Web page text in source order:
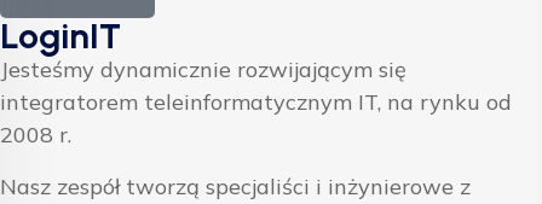
LoginIT
Jesteśmy dynamicznie rozwijającym się
integratorem teleinformatycznym IT, na rynku od
2008 r.
Nasz zespół tworzą specjaliści i inżynierowe z